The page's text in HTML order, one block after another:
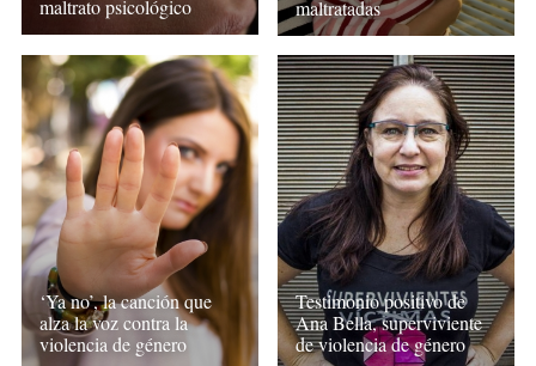
maltrato psicológico
maltratadas
‘Ya no’, la canción que
alza la voz contra la
violencia de género
Testimonio positivo de
Ana Bella, superviviente
de violencia de género